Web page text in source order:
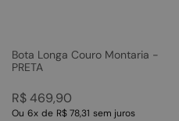
Bota Longa Couro Montaria -
PRETA
R$469,90
Ou 6x de R$ 78,31 sem juros